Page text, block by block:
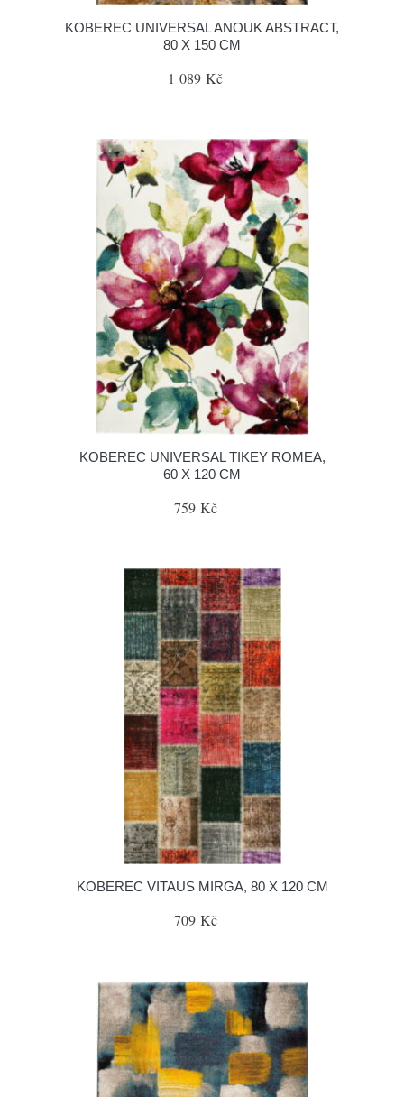
KOBEREC UNIVERSAL ANOUK ABSTRACT,
80 X 150 CM
1 089 Kč
KOBEREC UNIVERSAL TIKEY ROMEA,
60 X 120 CM
759 Kč
KOBEREC VITAUS MIRGA, 80 X 120 CM
709 Kč